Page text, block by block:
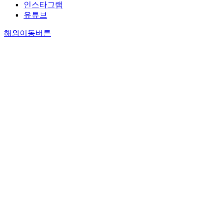
인스타그램
유튜브
해외이동버튼